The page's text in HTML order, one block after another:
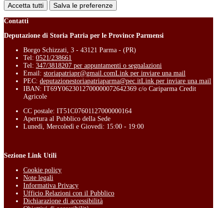
Accetta tutti Salva le preferenze
Contatti
Deputazione di Storia Patria per le Province Parmensi
Borgo Schizzati, 3 - 43121 Parma - (PR)
Tel: 0521/238661
Tel: 347/3818207 per appuntamenti o segnalazioni
Email: storiapatriapr@gmail.comLink per inviare una mail
PEC: deputazionestoriapatriaparma@pec.itLink per inviare una mail
IBAN: IT69Y0623012700000072642369 c/o Cariparma Credit
Agricole
CC postale: IT51C07601127000000164
Apertura al Pubblico della Sede
Lunedì, Mercoledì e Giovedì: 15:00 - 19:00
Sezione Link Utili
Cookie policy
Note legali
Informativa Privacy
Ufficio Relazioni con il Pubblico
Dichiarazione di accessibilità